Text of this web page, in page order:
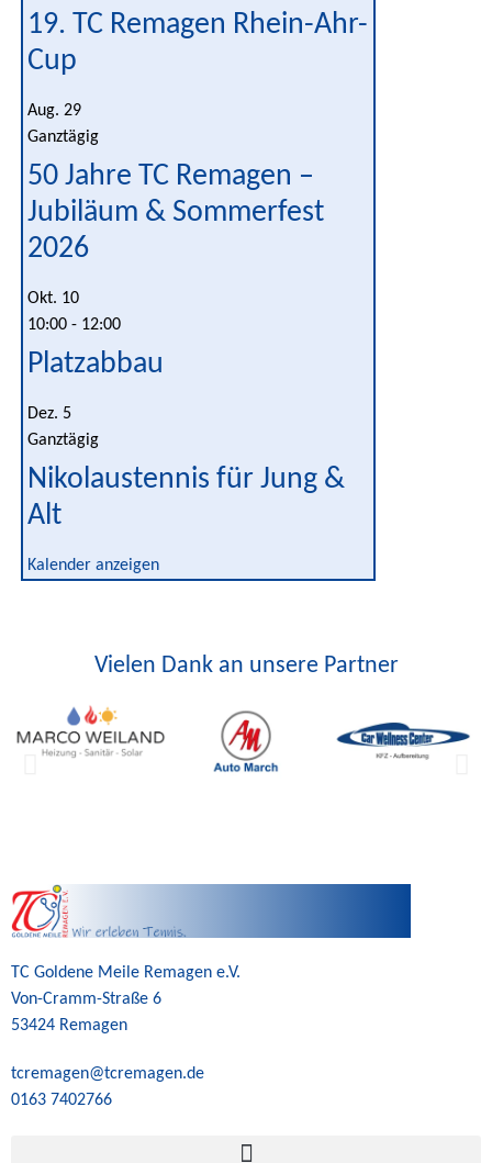
19. TC Remagen Rhein-Ahr-
Cup
Aug. 29
Ganztägig
50 Jahre TC Remagen –
Jubiläum & Sommerfest
2026
Okt. 10
10:00- 12:00
Platzabbau
Dez. 5
Ganztägig
Nikolaustennis für Jung &
Alt
Kalender anzeigen
Vielen Dank an unsere Partner
TC Goldene Meile Remagen e.V.
Von-Cramm-Straße 6
53424 Remagen
tcremagen@tcremagen.de
0163 7402766